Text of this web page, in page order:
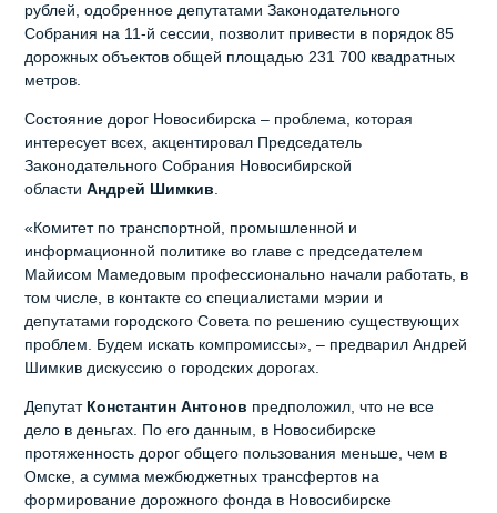
рублей, одобренное депутатами Законодательного
Собрания на 11-й сессии, позволит привести в порядок 85
дорожных объектов общей площадью 231 700 квадратных
метров.
Состояние дорог Новосибирска – проблема, которая
интересует всех, акцентировал Председатель
Законодательного Собрания Новосибирской
областиАндрей Шимкив.
«Комитет по транспортной, промышленной и
информационной политике во главе с председателем
Майисом Мамедовым профессионально начали работать, в
том числе, в контакте со специалистами мэрии и
депутатами городского Совета по решению существующих
проблем. Будем искать компромиссы», – предварил Андрей
Шимкив дискуссию о городских дорогах.
Депутат Константин Антонов предположил, что не все
дело в деньгах. По его данным, в Новосибирске
протяженность дорог общего пользования меньше, чем в
Омске, а сумма межбюджетных трансфертов на
формирование дорожного фонда в Новосибирске